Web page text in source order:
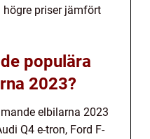
priser jämfört
populära
2023?
elbilarna 2023
Q4 e-tron, Ford F-